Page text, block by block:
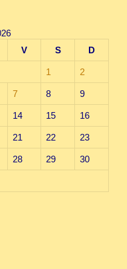
V S D
1 2
7 8 9
14 15 16
21 22 23
28 29 30